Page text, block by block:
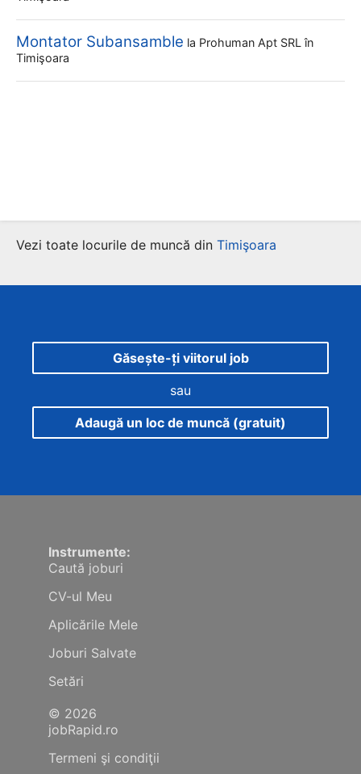
Montator Subansamble la Prohuman Apt SRL în
Timişoara
Vezi toate locurile de muncă din Timişoara
Găsește-ți viitorul job
sau
Adaugă un loc de muncă (gratuit)
Instrumente:
Caută joburi
CV-ul Meu
Aplicările Mele
Joburi Salvate
Setări
© 2026
jobRapid.ro
Termeni şi condiţii